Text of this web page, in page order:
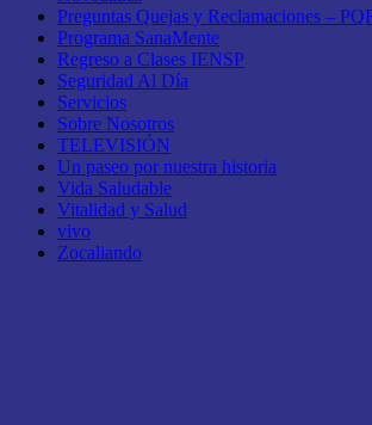
Preguntas Quejas y Reclamaciones –
Programa SanaMente
Regreso a Clases IENSP
Seguridad Al Día
Servicios
Sobre Nosotros
TELEVISIÓN
Un paseo por nuestra historia
Vida Saludable
Vitalidad y Salud
vivo
Zocaliando